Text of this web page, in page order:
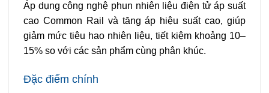
Áp dụng công nghệ phun nhiên liệu điện tử áp suất
cao Common Rail và tăng áp hiệu suất cao, giúp
giảm mức tiêu hao nhiên liệu, tiết kiệm khoảng 10–
15% so với các sản phẩm cùng phân khúc.
Đặc điểm chính